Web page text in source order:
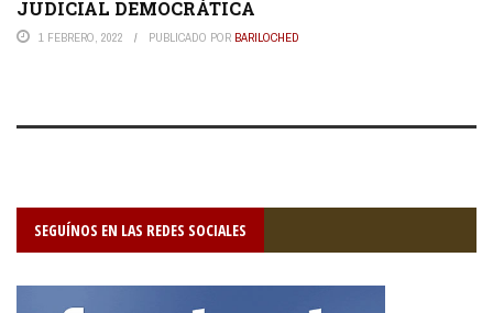
JUDICIAL DEMOCRÁTICA
1 FEBRERO, 2022 PUBLICADO POR BARILOCHED
SEGUÍNOS EN LAS REDES SOCIALES